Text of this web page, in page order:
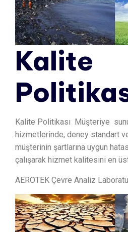
Kalite
Kalite Politikası Müşteriye
hizmetlerinde, deney standart
müşterinin şartlarına uygun
çalışarak hizmet kalitesini en
AEROTEK Çevre Analiz